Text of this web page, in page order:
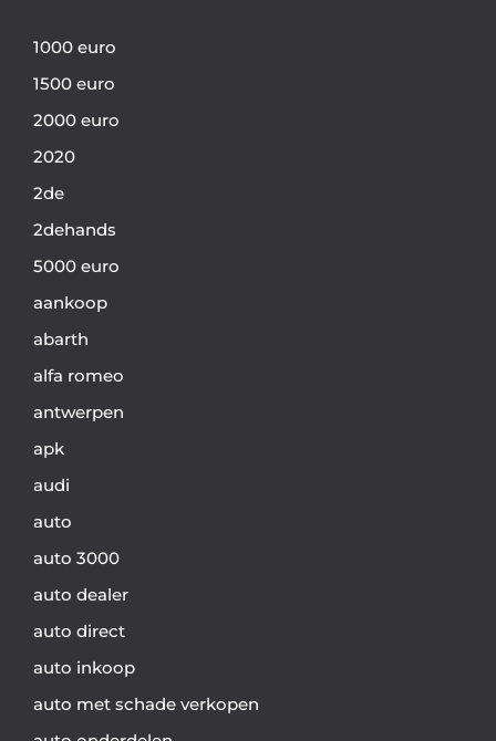
1000 euro
1500 euro
2000 euro
2020
2de
2dehands
5000 euro
aankoop
abarth
alfa romeo
antwerpen
apk
audi
auto
auto 3000
auto dealer
auto direct
auto inkoop
auto met schade verkopen